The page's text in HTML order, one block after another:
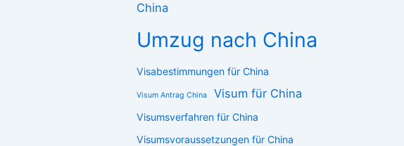
China
Umzug nach China
Visabestimmungen für China
Visum Antrag China Visum für China
Visumsverfahren für China
Visumsvoraussetzungen für China